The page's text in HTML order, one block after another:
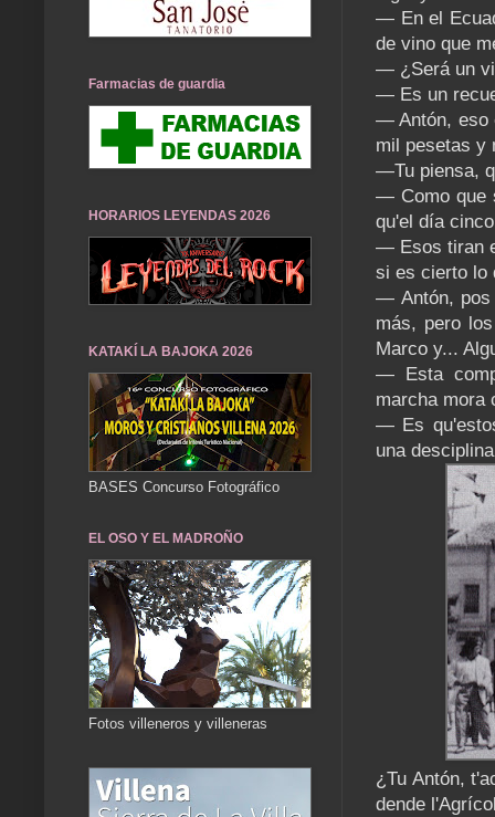
— En el
de vino que
— ¿Será un
— Es un
— Antón, eso
mil pesetas y
—Tu piensa,
— Como que
qu'el día
— Esos tiran
si es cierto lo
— Antón, pos
más, pero
Marco y...
— Esta
marcha mora
— Es
una
¿Tu Antón,
dende
Farmacias de guardia
HORARIOS LEYENDAS 2026
KATAKÍ LA BAJOKA 2026
BASES Concurso Fotográfico
EL OSO Y EL MADROÑO
Fotos villeneros y villeneras